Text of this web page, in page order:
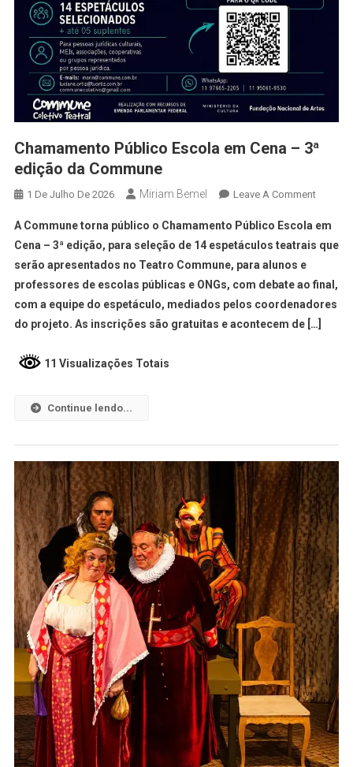
Chamamento Público Escola em Cena – 3ª
edição da Commune
1 De Julho De 2026 Miriam Bemel Leave A Comment
A Commune torna público o Chamamento Público Escola em
Cena – 3ª edição, para seleção de 14 espetáculos teatrais que
serão apresentados no Teatro Commune, para alunos e
professores de escolas públicas e ONGs, com debate ao final,
com a equipe do espetáculo, mediados pelos coordenadores
do projeto. As inscrições são gratuitas e acontecem de […]
11 Visualizações Totais
Continue lendo...